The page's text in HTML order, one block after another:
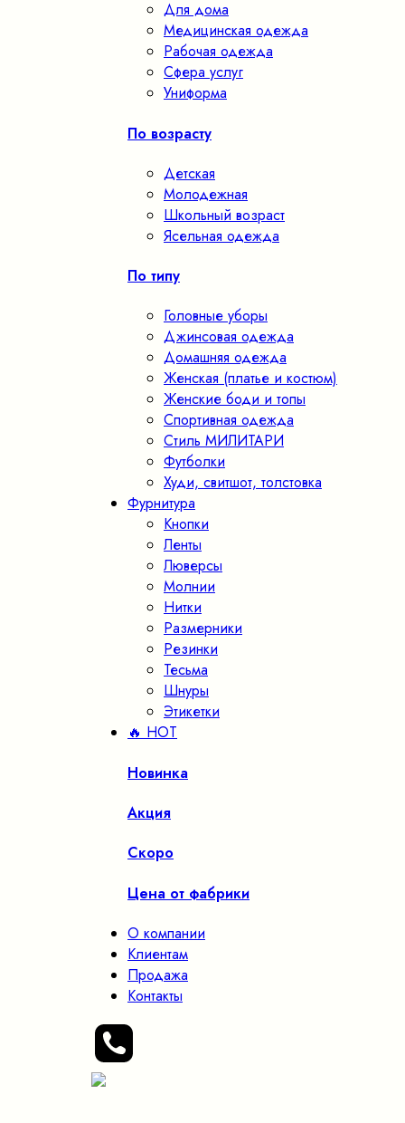
Для дома
Медицинская одежда
Рабочая одежда
Сфера услуг
Униформа
По возрасту
Детская
Молодежная
Школьный возраст
Ясельная одежда
По типу
Головные уборы
Джинсовая одежда
Домашняя одежда
Женская (платье и костюм)
Женские боди и топы
Спортивная одежда
Стиль МИЛИТАРИ
Футболки
Худи, свитшот, толстовка
Фурнитура
Кнопки
Ленты
Люверсы
Молнии
Нитки
Размерники
Резинки
Тесьма
Шнуры
Этикетки
🔥 HOT
Новинка
Акция
Скоро
Цена от фабрики
О компании
Клиентам
Продажа
Контакты